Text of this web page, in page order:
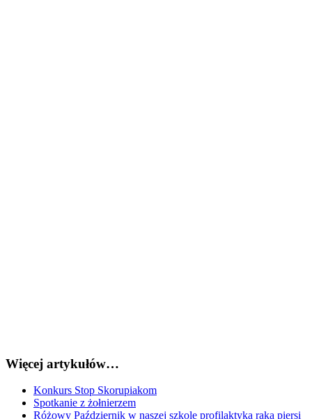
Więcej artykułów…
Konkurs Stop Skorupiakom
Spotkanie z żołnierzem
Różowy Październik w naszej szkole profilaktyka raka piersi